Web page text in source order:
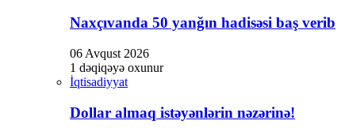
Hacklink panel
Hacklink panel
Naxçıvanda 50 yanğın hadisəsi baş verib
06 Avqust 2026
1 dəqiqəyə oxunur
İqtisadiyyat
Dollar almaq istəyənlərin nəzərinə!